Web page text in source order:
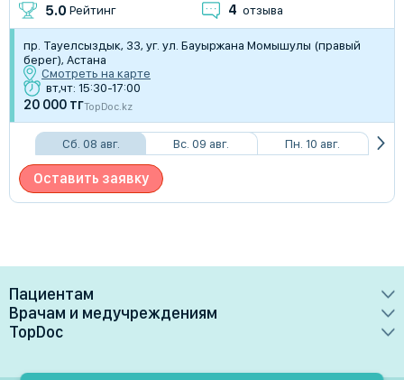
5.0 Рейтинг 4 отзыва
пр. Тауелсыздык, 33, уг. ул. Бауыржана Момышулы (правый
берег), Астана
Смотреть на карте
вт,чт: 15:30-17:00
20 000 тгTopDoc.kz
Сб. 08 авг. Вс. 09 авг. Пн. 10 авг.
Оставить заявку
Пациентам
Врачи
Клиники
Врачам и медучреждениям
Преимущества
TopDoc